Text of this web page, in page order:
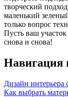
творческий
маленький
только вопрос
Пусть ваш участок
снова и снова!
Навигация
Дизайн интерьера
Как выбрать